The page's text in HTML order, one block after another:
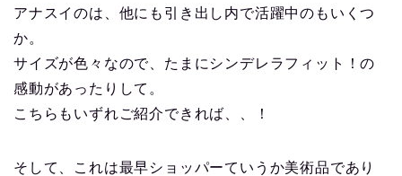
アナスイのは、他にも引き出し内で活躍中のもいくつ
か。
サイズが色々なので、たまにシンデレラフィット！の
感動があったりして。
こちらもいずれご紹介できれば、、！
そして、これは最早ショッパーていうか美術品であり